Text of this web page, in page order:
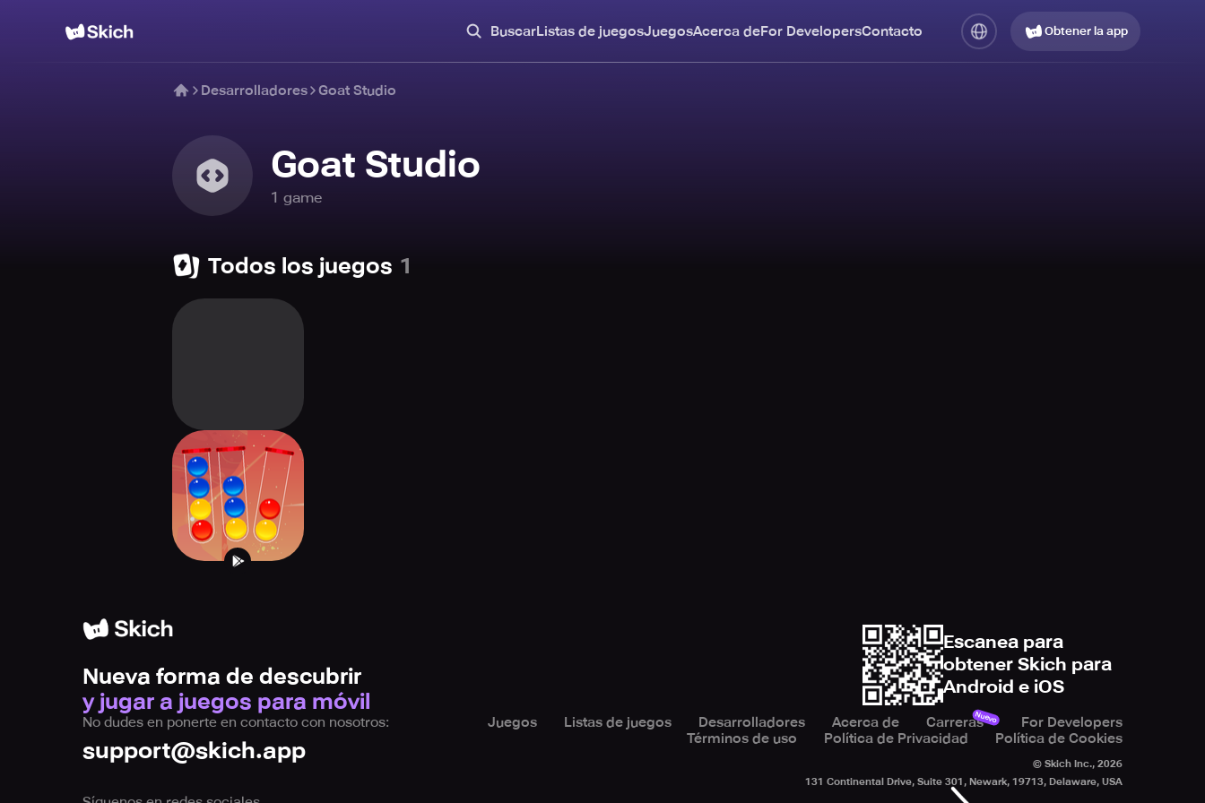
BuscarListas de juegosJuegosAcerca deFor DevelopersContacto Obtener la app
Desarrolladores Goat Studio
Goat Studio
1 game
Todos los juegos 1
Color Ball Sort -
Game Puzzle
Nueva forma de descubrir
y jugar a juegos para móvil
Escanea para
obtener Skich para
Android e iOS
No dudes en ponerte en contacto con nosotros:
support@skich.app
Juegos Listas de juegos Desarrolladores Acerca de CarrerasNuevo
For Developers
Términos de uso
Política de Privacidad Política de Cookies
© Skich Inc., 2026
131 Continental Drive, Suite 301, Newark, 19713, Delaware, USA